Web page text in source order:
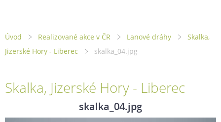
Úvod Realizované akce v ČR Lanové dráhy
Skalka,
Jizerské Hory - Liberec
skalka_04.jpg
Skalka, Jizerské Hory - Liberec
skalka_04.jpg